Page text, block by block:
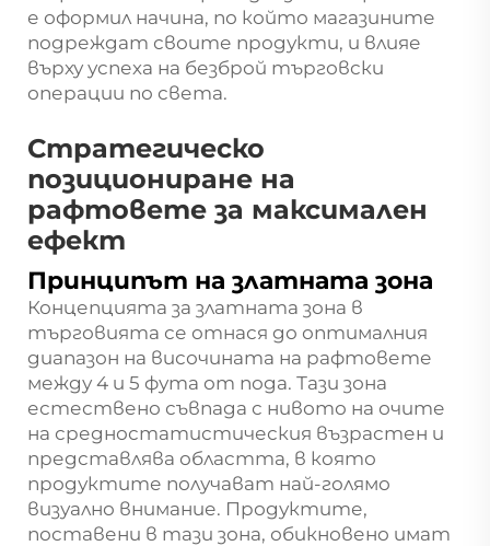
е оформил начина, по който магазините
подреждат своите продукти, и влияе
върху успеха на безброй търговски
операции по света.
Стратегическо
позициониране на
рафтовете за максимален
ефект
Принципът на златната зона
Концепцията за златната зона в
търговията се отнася до оптималния
диапазон на височината на рафтовете
между 4 и 5 фута от пода. Тази зона
естествено съвпада с нивото на очите
на средностатистическия възрастен и
представлява областта, в която
продуктите получават най-голямо
визуално внимание. Продуктите,
поставени в тази зона, обикновено имат